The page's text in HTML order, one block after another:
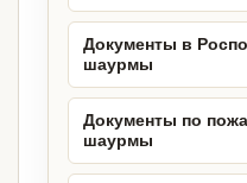
Документы в
шаурмы
Документы по
шаурмы